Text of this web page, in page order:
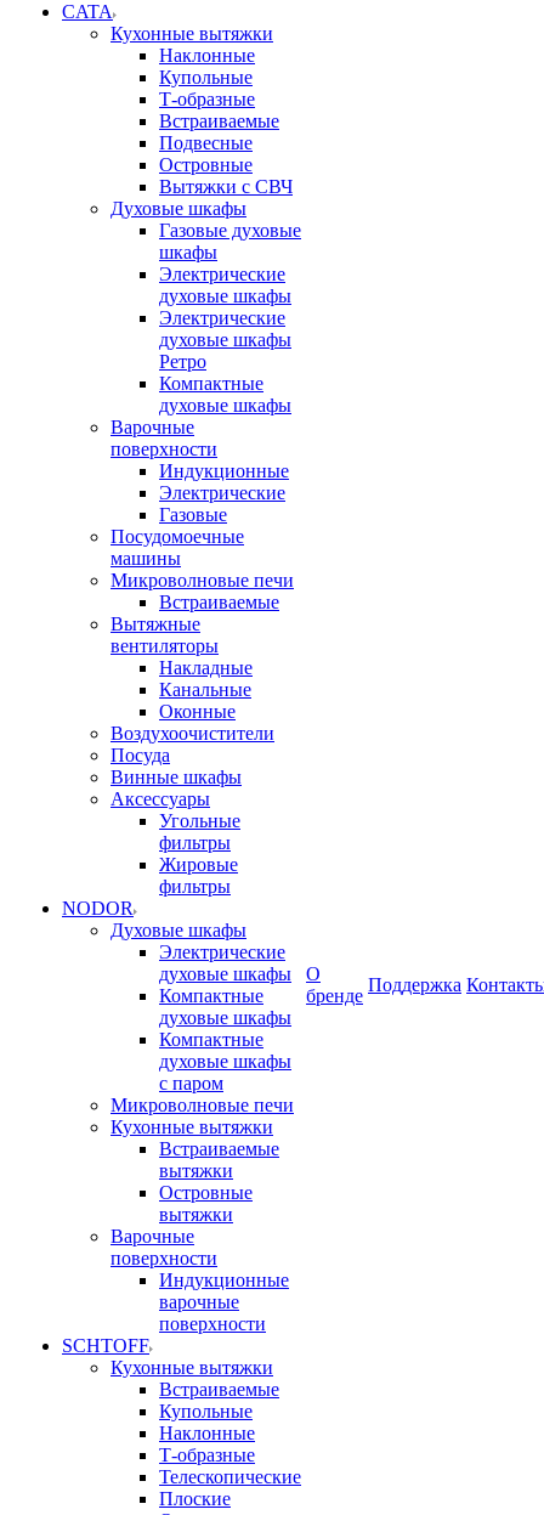
CATA
Кухонные вытяжки
Наклонные
Купольные
Т-образные
Встраиваемые
Подвесные
Островные
Вытяжки с СВЧ
Духовые шкафы
Газовые духовые
шкафы
Электрические
духовые шкафы
Электрические
духовые шкафы
Ретро
Компактные
духовые шкафы
Варочные
поверхности
Индукционные
Электрические
Газовые
Посудомоечные
машины
Микроволновые печи
Встраиваемые
Вытяжные
вентиляторы
Накладные
Канальные
Оконные
Воздухоочистители
Посуда
Винные шкафы
Аксессуары
Угольные
фильтры
Жировые
фильтры
NODOR
Духовые шкафы
Электрические
духовые шкафы
Компактные
духовые шкафы
Компактные
духовые шкафы
с паром
Микроволновые печи
Кухонные вытяжки
Встраиваемые
вытяжки
Островные
вытяжки
Варочные
поверхности
Индукционные
варочные
поверхности
SCHTOFF
Кухонные вытяжки
Встраиваемые
Купольные
Наклонные
Т-образные
Телескопические
Плоские
О
бренде
Поддержка